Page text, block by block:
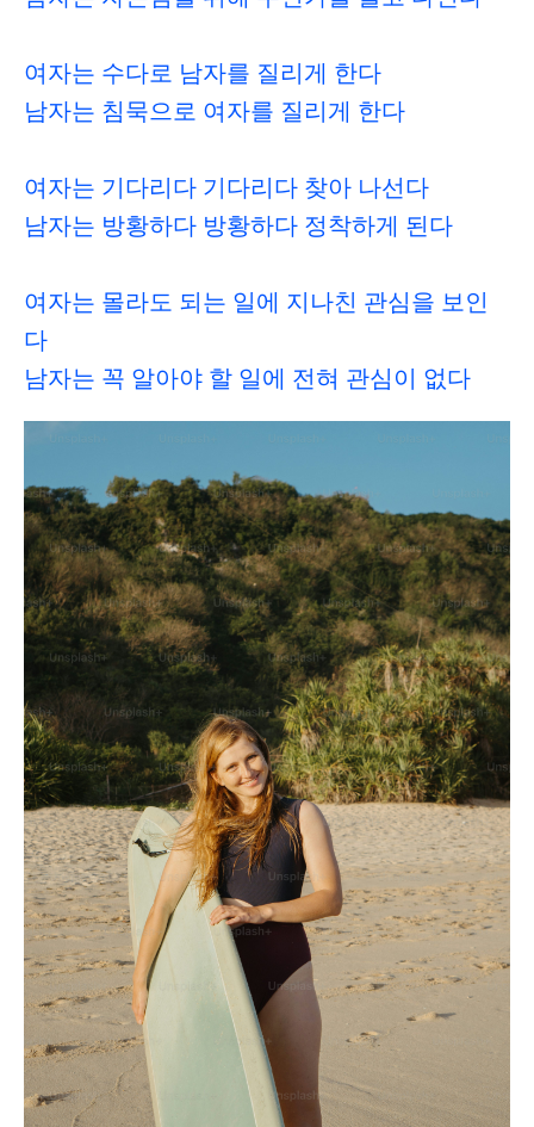
여자는 수다로 남자를 질리게 한다
남자는 침묵으로 여자를 질리게 한다
여자는 기다리다 기다리다 찾아 나선다
남자는 방황하다 방황하다 정착하게 된다
여자는 몰라도 되는 일에 지나친 관심을 보인
다
남자는 꼭 알아야 할 일에 전혀 관심이 없다